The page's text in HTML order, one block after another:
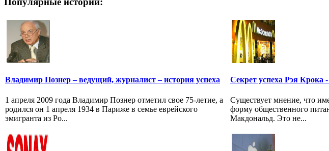
Владимир Познер – ведущий, журналист – история успеха
1 апреля 2009 года Владимир Познер отметил свое 75-летие, а
родился он 1 апреля 1934 в Париже в семье еврейского
эмигранта из Ро...
Секрет успеха Рэя Крока
Существует мнение, что
форму общественного
Макдональд. Это не...